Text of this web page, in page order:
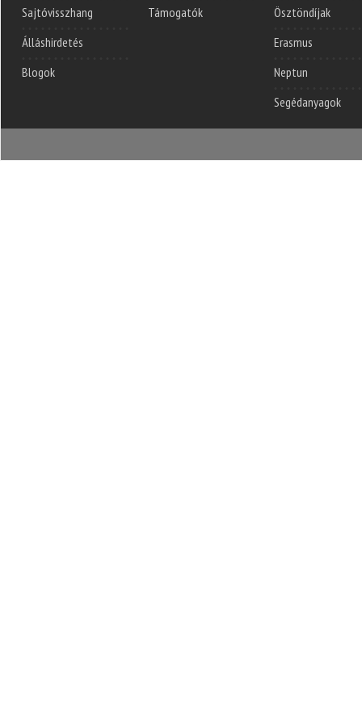
Sajtóvisszhang
Álláshirdetés
Blogok
Támogatók
Ösztöndíjak
Erasmus
Neptun
Segédanyagok